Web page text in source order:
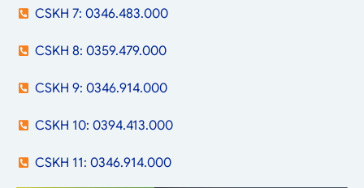
CSKH 7: 0346.483.000
CSKH 8: 0359.479.000
CSKH 9: 0346.914.000
CSKH 10: 0394.413.000
CSKH 11: 0346.914.000